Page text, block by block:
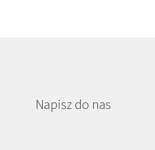
Napisz do nas